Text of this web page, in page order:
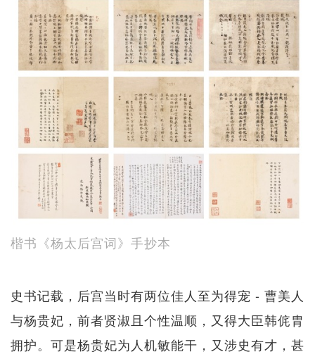
楷书《杨太后宫词》手抄本
史书记载，后宫当时有两位佳人至为得宠 - 曹美人
与杨贵妃，前者贤淑且个性温顺，又得大臣韩侂胄
拥护。可是杨贵妃为人机敏能干，又涉史有才，甚